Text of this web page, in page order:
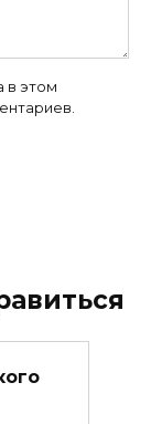
в этом